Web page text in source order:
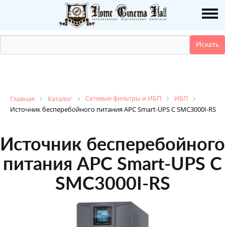
Главная Каталог Сетевые фильтры и ИБП
ИБП
Источник бесперебойного питания APC Smart-UPS C SMC3000I-RS
О НАС
КАТАЛОГ
ДЕМО ЗАЛ
КОНТАКТЫ
Источник бесперебойного
питания APC Smart-UPS C
SMC3000I-RS